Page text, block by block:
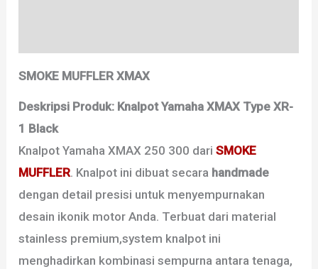
SMOKE MUFFLER XMAX
Deskripsi Produk: Knalpot Yamaha XMAX Type XR-
1 Black
Knalpot Yamaha XMAX 250 300 dariSMOKE
MUFFLER. Knalpot ini dibuat secara handmade
dengan detail presisi untuk menyempurnakan
desain ikonik motor Anda. Terbuat dari material
stainless premium,system knalpot ini
menghadirkan kombinasi sempurna antara tenaga,